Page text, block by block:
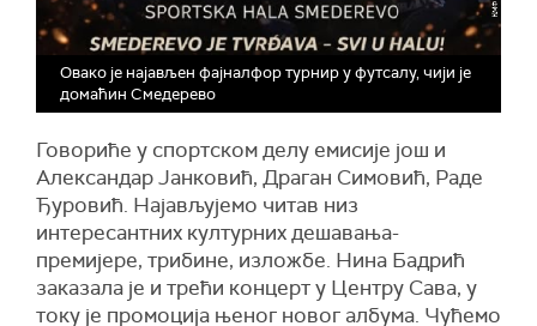
Овако је најављен фајналфор турнир у футсалу, чији је
домаћин Смедерево
Говориће у спортском делу емисије још и
Александар Јанковић, Драган Симовић, Раде
Ђуровић. Најављујемо читав низ
интересантних културних дешавања-
премијере, трибине, изложбе. Нина Бадрић
заказала је и трећи концерт у Центру Сава, у
току је промоција њеног новог албума. Чућемо